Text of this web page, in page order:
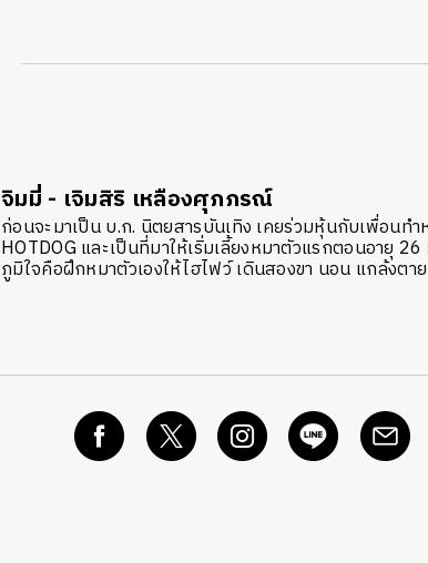
จิมมี่ - เจิมสิริ เหลืองศุภภรณ์
ก่อนจะมาเป็น บ.ก. นิตยสารบันเทิง เคยร่วมหุ้นกับเพื่อนท
HOTDOG และเป็นที่มาให้เริ่มเลี้ยงหมาตัวแรกตอนอายุ
ภูมิใจคือฝึกหมาตัวเองให้ไฮไฟว์ เดินสองขา นอน แกล้งตา